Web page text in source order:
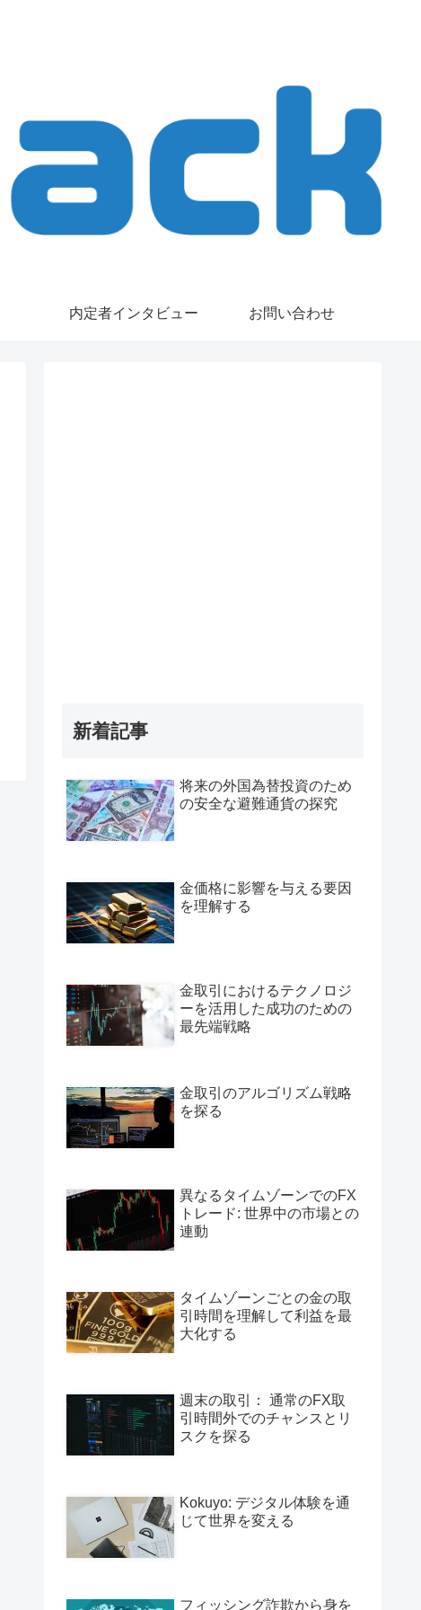
内定者インタビュー お問い合わせ
新着記事
将来の外国為替投資のため
の安全な避難通貨の探究
金価格に影響を与える要因
を理解する
金取引におけるテクノロジ
ーを活用した成功のための
最先端戦略
金取引のアルゴリズム戦略
を探る
異なるタイムゾーンでのFX
トレード: 世界中の市場との
連動
タイムゾーンごとの金の取
引時間を理解して利益を最
大化する
週末の取引： 通常のFX取
引時間外でのチャンスとリ
スクを探る
Kokuyo: デジタル体験を通
じて世界を変える
フィッシング詐欺から身を